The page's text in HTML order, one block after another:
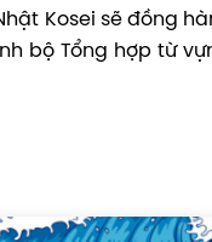
Kosei sẽ đồng
bộ Tổng hợp từ